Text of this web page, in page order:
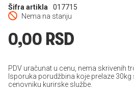
Nema na stanju
Šifra artikla 017715
0,00 RSD
PDV uračunat u cenu, nema skrivenih
Isporuka porudžbina koje prelaze
cenovniku kurirske službe.